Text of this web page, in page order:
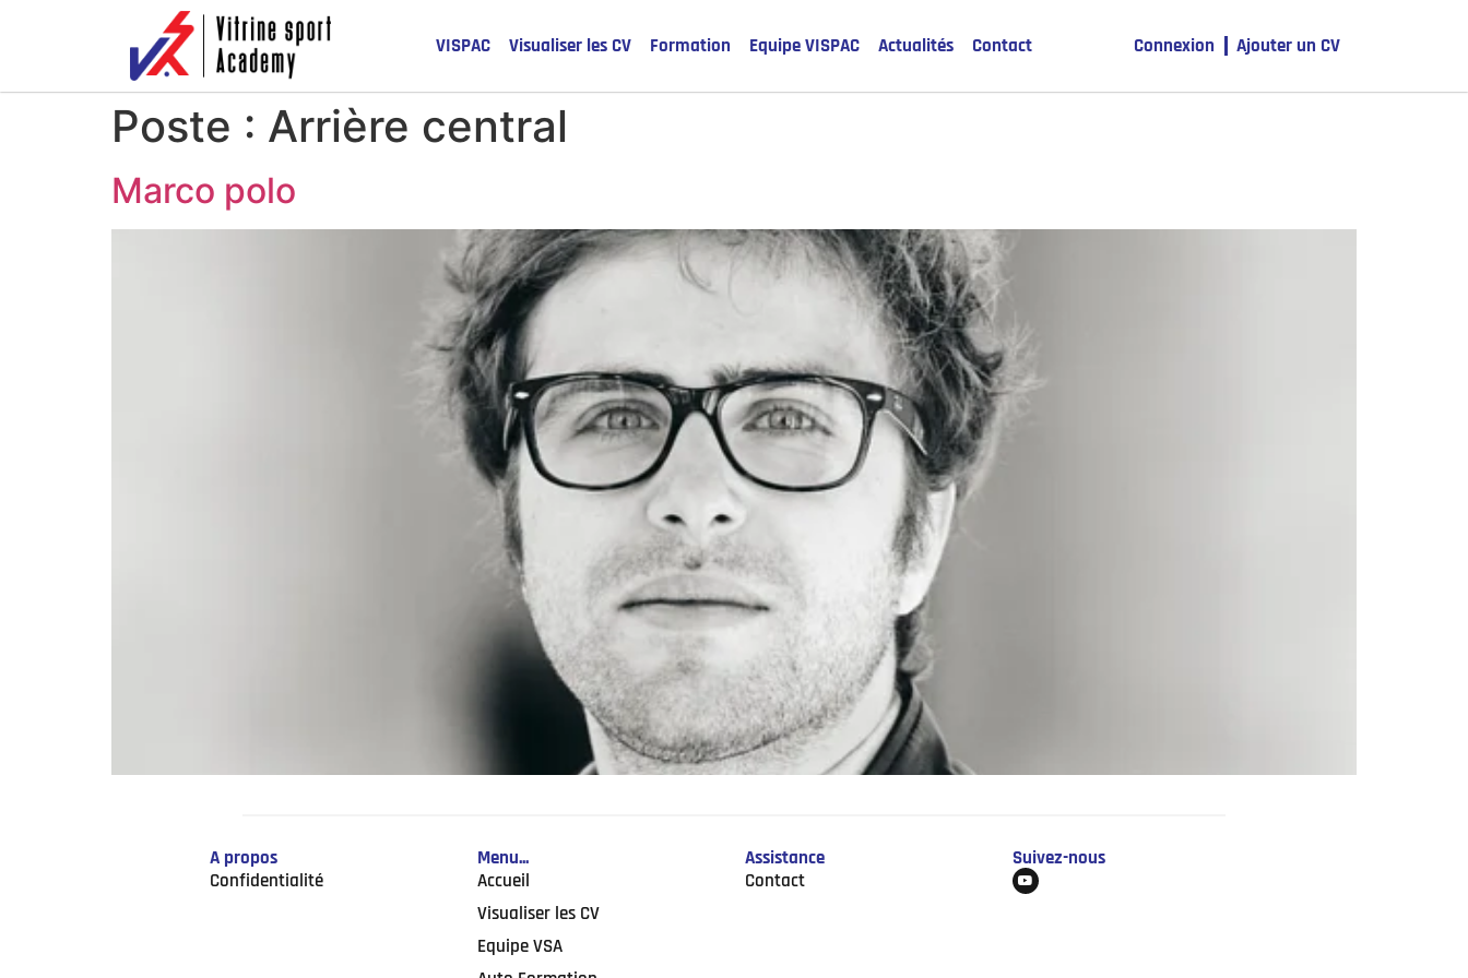
VISPAC Visualiser les CV Formation Equipe VISPAC Actualités Contact Connexion Ajouter un CV
Poste : Arrière central
Marco polo
A propos
Confidentialité
Menu...
Accueil
Visualiser les CV
Equipe VSA
Assistance
Contact
Suivez-nous